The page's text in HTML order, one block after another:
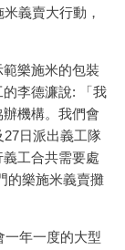
義賣大行動，
樂施米的包裝
李德濂說: 「我
機構。我們會
日派出義工隊
工合共需要處
的樂施米義賣攤
一年一度的大型